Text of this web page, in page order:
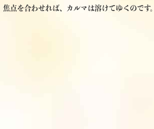
点を合わせれば、カルマは溶けてゆくのです。